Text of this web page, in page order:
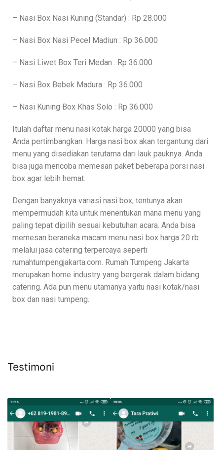
– Nasi Box Nasi Kuning (Standar) : Rp 28.000
– Nasi Box Nasi Pecel Madiun : Rp 36.000
– Nasi Liwet Box Teri Medan : Rp 36.000
– Nasi Box Bebek Madura : Rp 36.000
– Nasi Kuning Box Khas Solo : Rp 36.000
Itulah daftar menu nasi kotak harga 20000 yang bisa
Anda pertimbangkan. Harga nasi box akan tergantung dari
menu yang disediakan terutama dari lauk pauknya. Anda
bisa juga mencoba memesan paket beberapa porsi nasi
box agar lebih hemat.
Dengan banyaknya variasi nasi box, tentunya akan
mempermudah kita untuk menentukan mana menu yang
paling tepat dipilih sesuai kebutuhan acara. Anda bisa
memesan beraneka macam menu nasi box harga 20 rb
melalui jasa catering terpercaya seperti
rumahtumpengjakarta.com. Rumah Tumpeng Jakarta
merupakan home industry yang bergerak dalam bidang
catering. Ada pun menu utamanya yaitu nasi kotak/nasi
box dan nasi tumpeng.
Testimoni